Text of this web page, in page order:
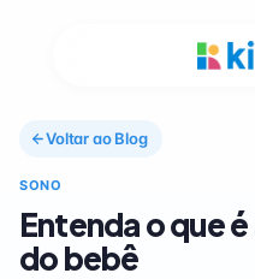
Voltar ao Blog
SONO
Entenda o que
do bebê